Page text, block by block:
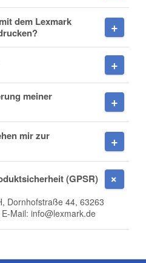
dem Lexmark
meiner
mir zur
(GPSR)
Dornhofstraße 44, 63263
Mail: info@lexmark.de